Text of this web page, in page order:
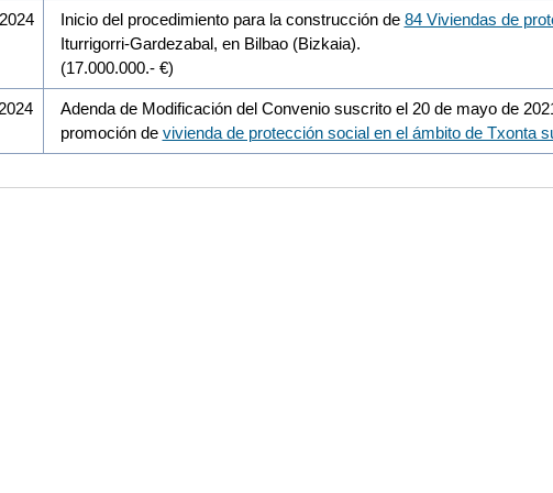
Inicio del procedimiento para la construcción de 84 Viviendas de
Iturrigorri-Gardezabal, en Bilbao (Bizkaia).
(17.000.000.- €)
Adenda de Modificación del Convenio suscrito el 20 de mayo de
promoción de vivienda de protección social en el ámbito de Txonta